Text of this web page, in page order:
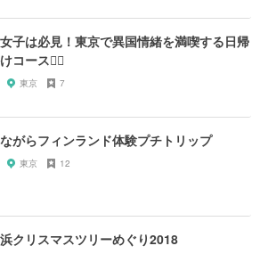
子は必見！東京で異国情緒を満喫する日帰
コース🚶‍♀️
東京 7
がらフィンランド体験プチトリップ
東京 12
クリスマスツリーめぐり2018